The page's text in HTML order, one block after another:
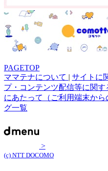
PAGETOP
ママテナについて | サイトに
プ・コンテンツ配信等に関
にあたって（ご利用端末か
グ一覧
>
(c) NTT DOCOMO